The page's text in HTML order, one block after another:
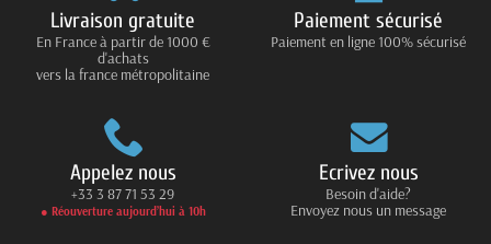
Livraison gratuite
En France à partir de 1000 €
d'achats
vers la france métropolitaine
Paiement sécurisé
Paiement en ligne 100% sécurisé
Appelez nous
+33 3 87 71 53 29
● Réouverture aujourd’hui à 10h
Ecrivez nous
Besoin d'aide?
Envoyez nous un message